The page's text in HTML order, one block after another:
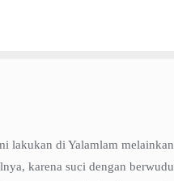
lakukan di Yalamlam melainkan
karena suci dengan berwudu